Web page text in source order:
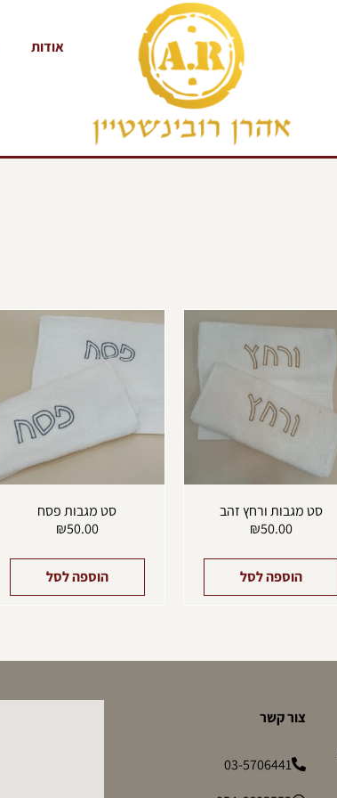
אודות
סט מגבות ורחץ זהב
₪50.00
הוספה לסל
סט מגבות פסח
₪50.00
הוספה לסל
צור קשר
03-5706441